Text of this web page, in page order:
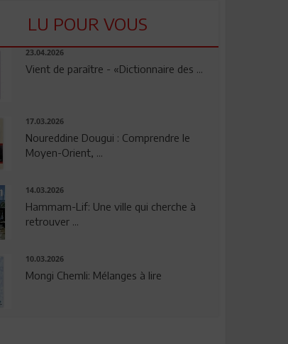
LU POUR VOUS
23.04.2026
Vient de paraître - «Dictionnaire des ...
17.03.2026
Noureddine Dougui : Comprendre le
Moyen-Orient, ...
14.03.2026
Hammam-Lif: Une ville qui cherche à
retrouver ...
10.03.2026
Mongi Chemli: Mélanges à lire